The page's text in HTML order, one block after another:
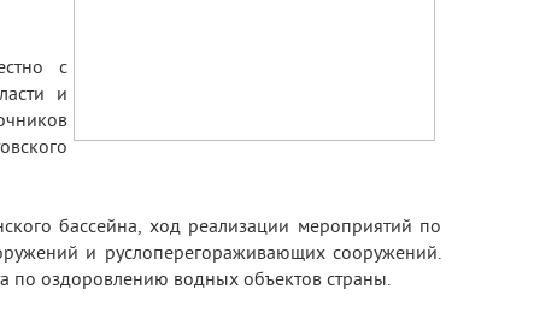
с
и
бассейна, ход реализации мероприятий по
и руслоперегораживающих сооружений.
по оздоровлению водных объектов страны.